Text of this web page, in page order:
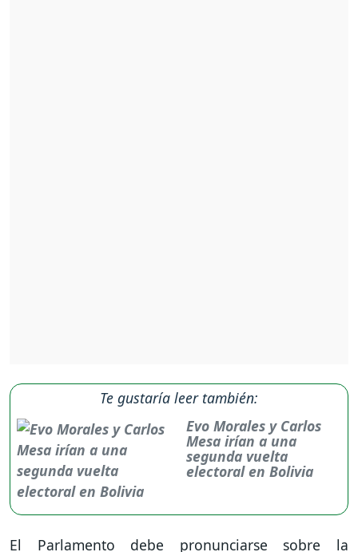
Te gustaría leer también:
Evo Morales y Carlos
Mesa irían a una
segunda vuelta
electoral en Bolivia
El Parlamento debe pronunciarse sobre la